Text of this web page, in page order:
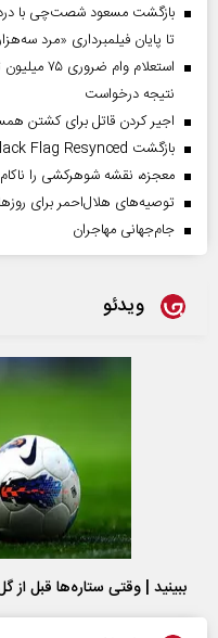
بازگشت مسعود شصت‌چی با
تا پایان فیلمبرداری «مرد
استعلام
نتیجه درخواست
اجیر کردن قاتل برای کشتن
بازگشت Black Flag Resynced خبری جذاب برای دوستداران بازی
معجزه، نقشه شوهرکشی را
توصیه‌های هلال‌احمر برای
جام‌جهانی مهاجران
ویدئو
ببینید | وقتی ستاره‌ها قبل